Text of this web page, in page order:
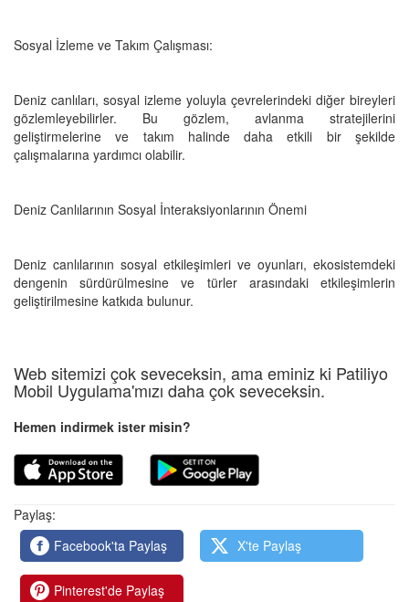
Sosyal İzleme ve Takım Çalışması:
Deniz canlıları, sosyal izleme yoluyla çevrelerindeki diğer bireyleri
gözlemleyebilirler. Bu gözlem, avlanma stratejilerini
geliştirmelerine ve takım halinde daha etkili bir şekilde
çalışmalarına yardımcı olabilir.
Deniz Canlılarının Sosyal İnteraksiyonlarının Önemi
Deniz canlılarının sosyal etkileşimleri ve oyunları, ekosistemdeki
dengenin sürdürülmesine ve türler arasındaki etkileşimlerin
geliştirilmesine katkıda bulunur.
Web sitemizi çok seveceksin, ama eminiz ki Patiliyo
Mobil Uygulama'mızı daha çok seveceksin.
Hemen indirmek ister misin?
Paylaş:
Facebook'ta Paylaş
X'te Paylaş
Pinterest'de Paylaş